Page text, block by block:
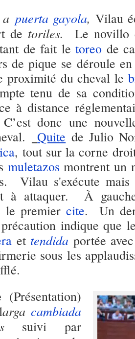
a puerta gayola, Vilau
de toriles. Le novillo
de fait letoreo de
de pique se déroule
proximité du cheval le
tenu de sa
à distance
donc une
Quite de Julio
, tout sur la corne
muletazos montrent un
Vilau s'exécute
à attaquer. À
le premier cite. Un
indique que
et tendida portée
sous les
(Présentation)
argacambiada
suivi par